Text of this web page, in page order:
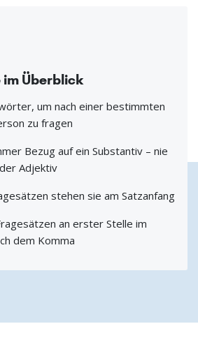
im Überblick
um nach einer bestimmten
zu fragen
Bezug auf ein Substantiv – nie
Adjektiv
stehen sie am Satzanfang
an erster Stelle im
dem Komma